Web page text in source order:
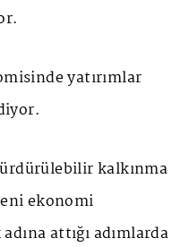
yatırımlar
kalkınma
ekonomi
attığı adımlarda